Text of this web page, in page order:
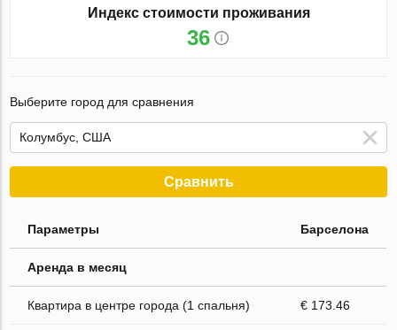
Индекс стоимости проживания
36
Выберите город для сравнения
Сравнить
Параметры Барселона
Аренда в месяц
Квартира в центре города (1 спальня) € 173.46